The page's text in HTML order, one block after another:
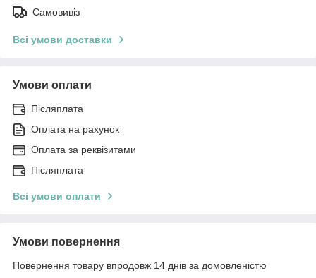
Самовивіз
Всі умови доставки
Умови оплати
Післяплата
Оплата на рахунок
Оплата за реквізитами
Післяплата
Всі умови оплати
Умови повернення
Повернення товару впродовж 14 днів за домовленістю